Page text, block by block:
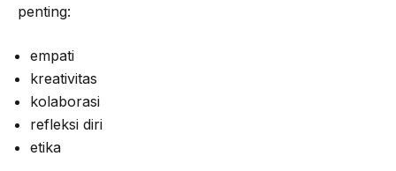
penting:
empati
kreativitas
kolaborasi
refleksi diri
etika